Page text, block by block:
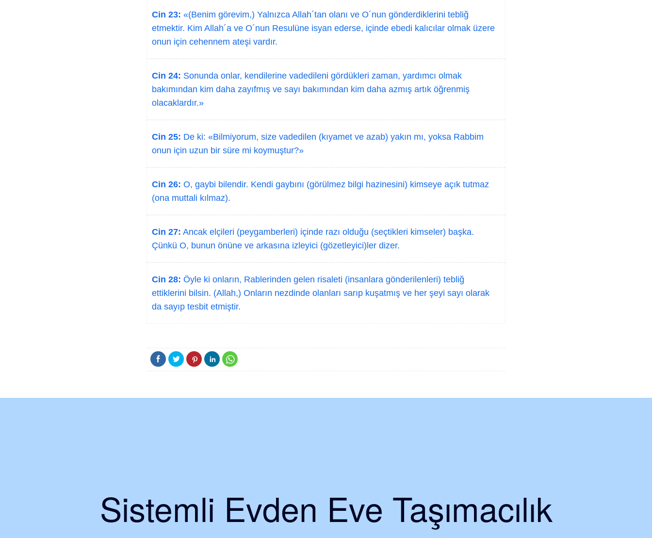
Cin 23: «(Benim görevim,) Yalnızca Allah´tan olanı ve O´nun gönderdiklerini tebliğ
etmektir. Kim Allah´a ve O´nun Resulüne isyan ederse, içinde ebedi kalıcılar olmak üzere
onun için cehennem ateşi vardır.
Cin 24: Sonunda onlar, kendilerine vadedileni gördükleri zaman, yardımcı olmak
bakımından kim daha zayıfmış ve sayı bakımından kim daha azmış artık öğrenmiş
olacaklardır.»
Cin 25: De ki: «Bilmiyorum, size vadedilen (kıyamet ve azab) yakın mı, yoksa Rabbim
onun için uzun bir süre mi koymuştur?»
Cin 26: O, gaybi bilendir. Kendi gaybını (görülmez bilgi hazinesini) kimseye açık tutmaz
(ona muttali kılmaz).
Cin 27: Ancak elçileri (peygamberleri) içinde razı olduğu (seçtikleri kimseler) başka.
Çünkü O, bunun önüne ve arkasına izleyici (gözetleyici)ler dizer.
Cin 28: Öyle ki onların, Rablerinden gelen risaleti (insanlara gönderilenleri) tebliğ
ettiklerini bilsin. (Allah,) Onların nezdinde olanları sarıp kuşatmış ve her şeyi sayı olarak
da sayıp tesbit etmiştir.
Sistemli Evden Eve Taşımacılık